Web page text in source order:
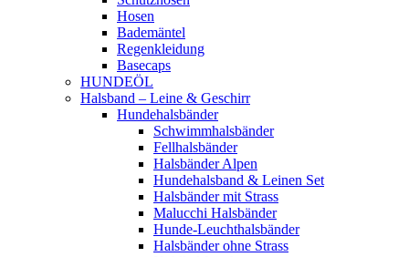
Hosen
Bademäntel
Regenkleidung
Basecaps
HUNDEÖL
Halsband – Leine & Geschirr
Hundehalsbänder
Schwimmhalsbänder
Fellhalsbänder
Halsbänder Alpen
Hundehalsband & Leinen Set
Halsbänder mit Strass
Malucchi Halsbänder
Hunde-Leuchthalsbänder
Halsbänder ohne Strass